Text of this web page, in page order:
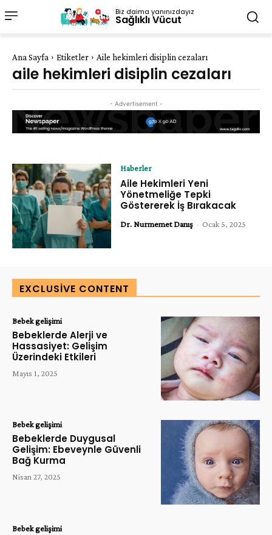
Biz daima yanınızdayız
Sağlıklı Vücut
Ana Sayfa Etiketler Aile hekimleri disiplin cezaları
aile hekimleri disiplin cezaları
- Advertisement -
Haberler
Aile Hekimleri Yeni
Yönetmeliğe Tepki
Göstererek İş Bırakacak
Dr. Nurmemet Danış - Ocak 5, 2025
EXCLUSIVE CONTENT
Bebek gelişimi
Bebeklerde Alerji ve
Hassasiyet: Gelişim
Üzerindeki Etkileri
Mayıs 1, 2025
Bebek gelişimi
Bebeklerde Duygusal
Gelişim: Ebeveynle Güvenli
Bağ Kurma
Nisan 27, 2025
Bebek gelişimi